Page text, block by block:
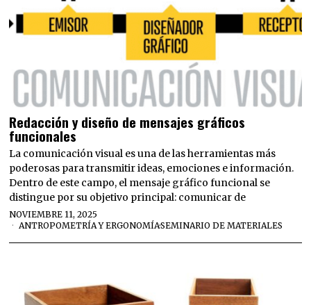
Redacción y diseño de mensajes gráficos
funcionales
La comunicación visual es una de las herramientas más
poderosas para transmitir ideas, emociones e información.
Dentro de este campo, el mensaje gráfico funcional se
distingue por su objetivo principal: comunicar de
NOVIEMBRE 11, 2025
ANTROPOMETRÍA Y ERGONOMÍA·SEMINARIO DE MATERIALES